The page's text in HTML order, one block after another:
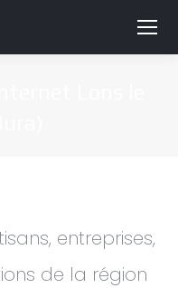
entreprises,
de la région